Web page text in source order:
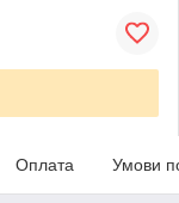
Оплата Умови